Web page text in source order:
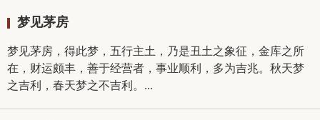
梦见茅房
梦见茅房，得此梦，五行主土，乃是丑土之象征，金库之所
在，财运颇丰，善于经营者，事业顺利，多为吉兆。秋天梦
之吉利，春天梦之不吉利。...